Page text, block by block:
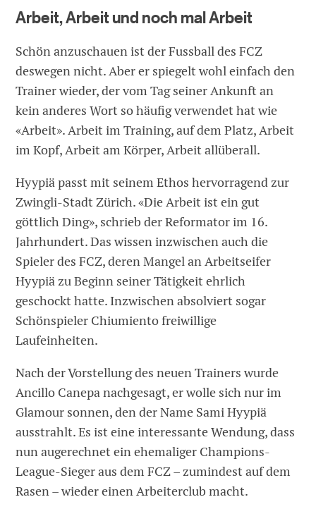
Arbeit, Arbeit und noch mal Arbeit
Schön anzuschauen ist der Fussball des FCZ
deswegen nicht. Aber er spiegelt wohl einfach den
Trainer wieder, der vom Tag seiner Ankunft an
kein anderes Wort so häufig verwendet hat wie
«Arbeit». Arbeit im Training, auf dem Platz, Arbeit
im Kopf, Arbeit am Körper, Arbeit allüberall.
Hyypiä passt mit seinem Ethos hervorragend zur
Zwingli-Stadt Zürich. «Die Arbeit ist ein gut
göttlich Ding», schrieb der Reformator im 16.
Jahrhundert. Das wissen inzwischen auch die
Spieler des FCZ, deren Mangel an Arbeitseifer
Hyypiä zu Beginn seiner Tätigkeit ehrlich
geschockt hatte. Inzwischen absolviert sogar
Schönspieler Chiumiento freiwillige
Laufeinheiten.
Nach der Vorstellung des neuen Trainers wurde
Ancillo Canepa nachgesagt, er wolle sich nur im
Glamour sonnen, den der Name Sami Hyypiä
ausstrahlt. Es ist eine interessante Wendung, dass
nun augerechnet ein ehemaliger Champions-
League-Sieger aus dem FCZ – zumindest auf dem
Rasen – wieder einen Arbeiterclub macht.